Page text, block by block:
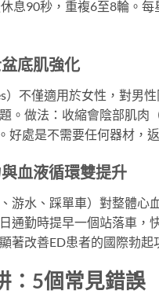
息90秒，重複6至8輪。
底肌強化
）不僅適用於女性，對男
。做法：收縮會陰部肌
好處是不需要任何器材，
血液循環雙提升
游水、踩單車）對整體
通勤時提早一個站落車
著改善ED患者的國際勃起
：5個常見錯誤